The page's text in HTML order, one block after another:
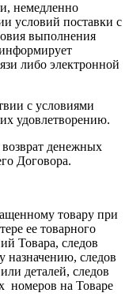
немедленно
условий поставки с
выполнения
либо электронной
с условиями
удовлетворению.
денежных
Договора.
товару при
ее товарного
Товара, следов
назначению, следов
деталей, следов
номеров на Товаре